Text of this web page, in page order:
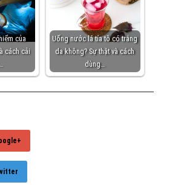
của
cách cải
Uống nước lá tía tô có trắng
da không? Sự thật và cách
dùng…